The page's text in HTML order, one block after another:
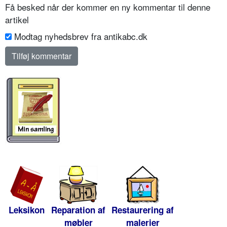
Få besked når der kommer en ny kommentar til denne
artikel
Modtag nyhedsbrev fra antikabc.dk
Leksikon Reparation af
møbler
Restaurering af
malerier